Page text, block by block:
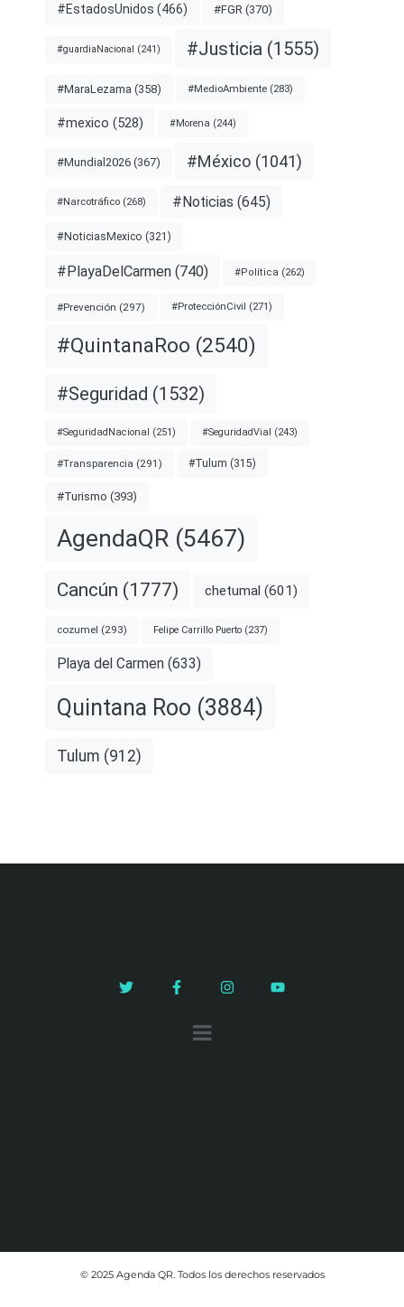
#EstadosUnidos (466) #FGR (370)
#guardiaNacional (241) #Justicia (1555)
#MaraLezama (358) #MedioAmbiente (283)
#mexico (528) #Morena (244)
#Mundial2026 (367) #México (1041)
#Narcotráfico (268) #Noticias (645)
#NoticiasMexico (321)
#PlayaDelCarmen (740) #Política (262)
#Prevención (297) #ProtecciónCivil (271)
#QuintanaRoo (2540)
#Seguridad (1532)
#SeguridadNacional (251) #SeguridadVial (243)
#Transparencia (291) #Tulum (315)
#Turismo (393)
AgendaQR (5467)
Cancún (1777) chetumal (601)
cozumel (293) Felipe Carrillo Puerto (237)
Playa del Carmen (633)
Quintana Roo (3884)
Tulum (912)
© 2025 Agenda QR. Todos los derechos reservados